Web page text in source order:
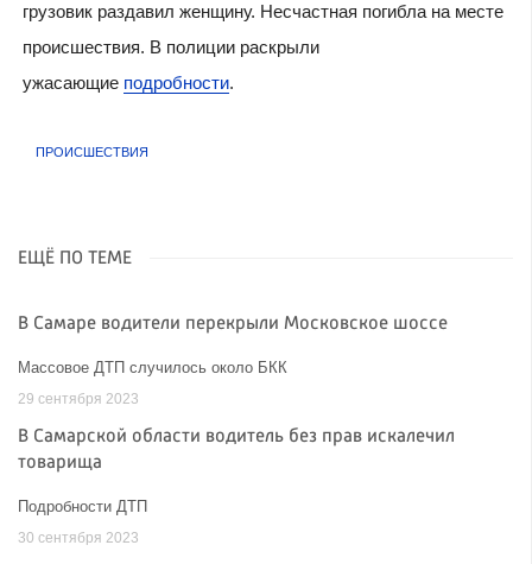
грузовик раздавил женщину. Несчастная погибла на месте
происшествия. В полиции раскрыли
ужасающие подробности.
ПРОИСШЕСТВИЯ
ЕЩЁ ПО ТЕМЕ
В Самаре водители перекрыли Московское шоссе
Массовое ДТП случилось около БКК
29 сентября 2023
В Самарской области водитель без прав искалечил
товарища
Подробности ДТП
30 сентября 2023